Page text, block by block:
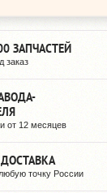
ЗАПЧАСТЕЙ
заказ
от 12 месяцев
точку России